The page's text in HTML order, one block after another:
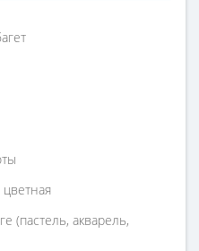
цветная
(пастель, акварель,